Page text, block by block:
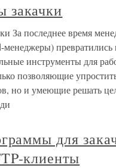
закачки
За последнее время
менеджеры)
инструменты для
позволяющие
но и умеющие решать
для
клиенты